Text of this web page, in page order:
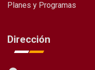
Planes y Programas
Dirección